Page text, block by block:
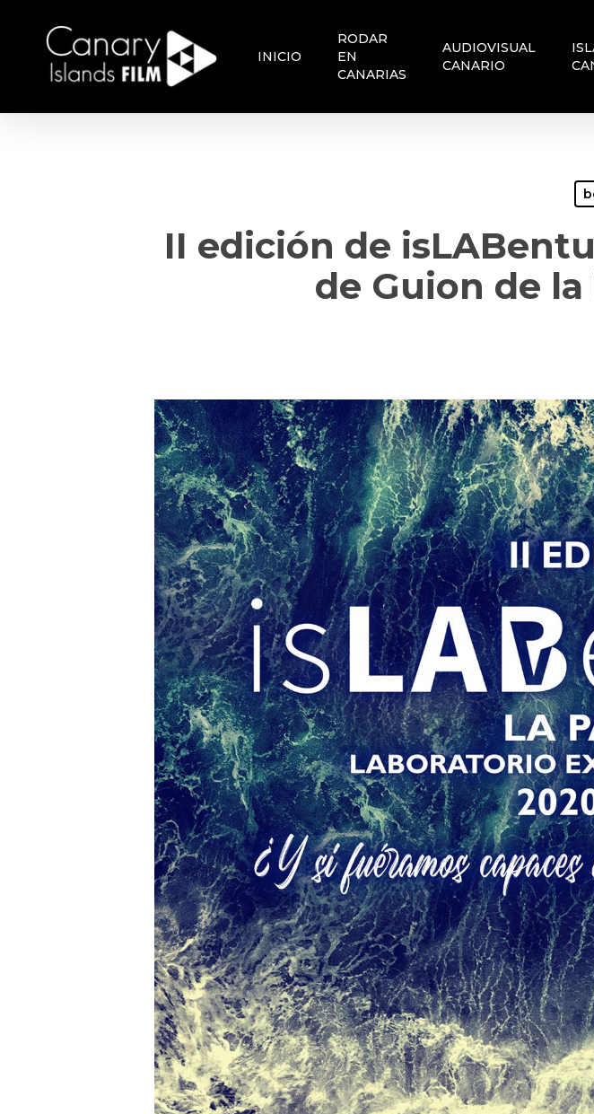
content
Presione enter para buscar o ESC para cerrar
INICIO
RODAR
EN
CANARIAS
AUDIOVISUAL
CANARIO
II edición de
de Guion de la